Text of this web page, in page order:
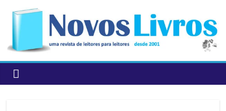
content